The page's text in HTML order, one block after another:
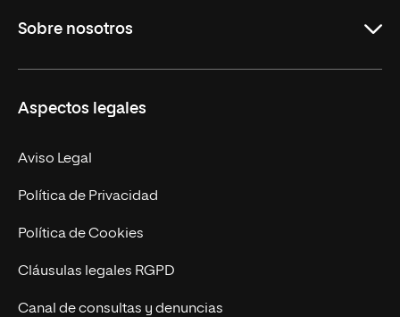
Derecho
Empresa
MBA
Marketing y Comunicación
Ingeniería
Diseño
Ciencias de la Salud
Sobre nosotros
Nuestro Equipo
Contacto
Aspectos legales
Aviso Legal
Política de Privacidad
Política de Cookies
Cláusulas legales RGPD
Canal de consultas y denuncias